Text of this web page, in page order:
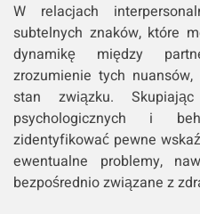
W relacjach
subtelnych znaków, które
dynamikę między
zrozumienie tych
stan związku.
psychologicznych i
zidentyfikować pewne
ewentualne problemy,
bezpośrednio związane z